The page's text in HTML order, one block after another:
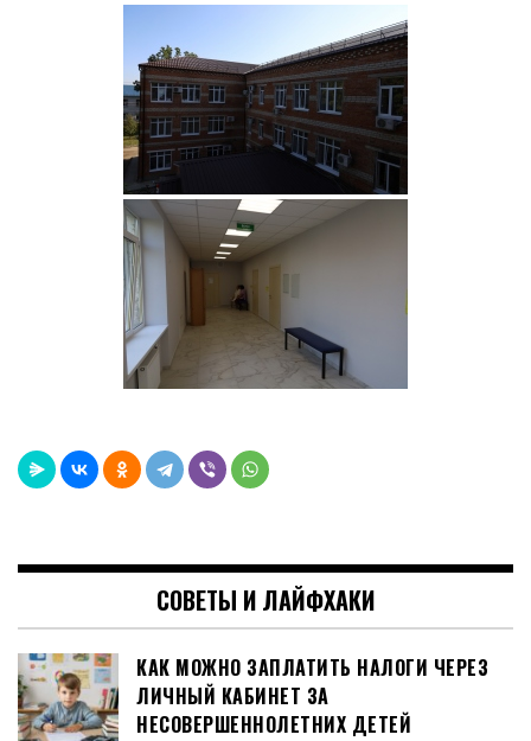
СОВЕТЫ И ЛАЙФХАКИ
КАК МОЖНО ЗАПЛАТИТЬ НАЛОГИ ЧЕРЕЗ
ЛИЧНЫЙ КАБИНЕТ ЗА
НЕСОВЕРШЕННОЛЕТНИХ ДЕТЕЙ